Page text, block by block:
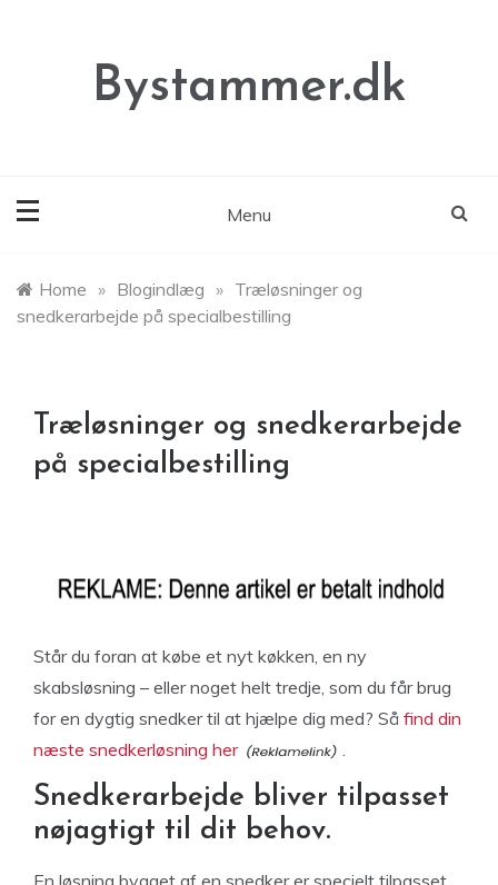
Bystammer.dk
Menu
Home » Blogindlæg » Træløsninger og
snedkerarbejde på specialbestilling
Træløsninger og snedkerarbejde
på specialbestilling
Står du foran at købe et nyt køkken, en ny
skabsløsning – eller noget helt tredje, som du får brug
for en dygtig snedker til at hjælpe dig med? Så find din
næste snedkerløsning her
.
Snedkerarbejde bliver tilpasset
nøjagtigt til dit behov.
En løsning bygget af en snedker er specielt tilpasset